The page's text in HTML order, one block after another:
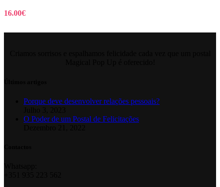
16.00€
Porque deve desenvolver relações pessoais?
O Poder de um Postal de Felicitações